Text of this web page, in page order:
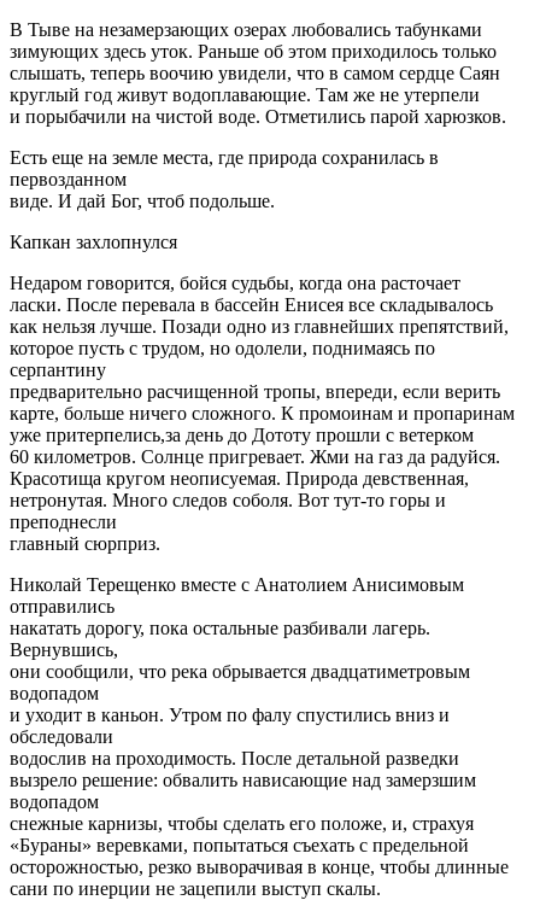
В Тыве на незамерзающих озерах любовались табунками
зимующих здесь уток. Раньше об этом приходилось только
слышать, теперь воочию увидели, что в самом сердце Саян
круглый год живут водоплавающие. Там же не утерпели
и порыбачили на чистой воде. Отметились парой харюзков.
Есть еще на земле места, где природа сохранилась в
первозданном
виде. И дай Бог, чтоб подольше.
Капкан захлопнулся
Недаром говорится, бойся судьбы, когда она расточает
ласки. После перевала в бассейн Енисея все складывалось
как нельзя лучше. Позади одно из главнейших препятствий,
которое пусть с трудом, но одолели, поднимаясь по
серпантину
предварительно расчищенной тропы, впереди, если верить
карте, больше ничего сложного. К промоинам и пропаринам
уже притерпелись,за день до Дототу прошли с ветерком
60 километров. Солнце пригревает. Жми на газ да радуйся.
Красотища кругом неописуемая. Природа девственная,
нетронутая. Много следов соболя. Вот тут-то горы и
преподнесли
главный сюрприз.
Николай Терещенко вместе с Анатолием Анисимовым
отправились
накатать дорогу, пока остальные разбивали лагерь.
Вернувшись,
они сообщили, что река обрывается двадцатиметровым
водопадом
и уходит в каньон. Утром по фалу спустились вниз и
обследовали
водослив на проходимость. После детальной разведки
вызрело решение: обвалить нависающие над замерзшим
водопадом
снежные карнизы, чтобы сделать его положе, и, страхуя
«Бураны» веревками, попытаться съехать с предельной
осторожностью, резко выворачивая в конце, чтобы длинные
сани по инерции не зацепили выступ скалы.